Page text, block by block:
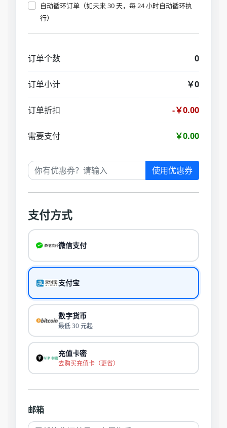
自动循环订单（如未来 30 天，每 24 小时自动循环执
行）
订单个数 0
订单小计 ￥0
订单折扣 -￥0.00
需要支付 ￥0.00
使用优惠券
支付方式
微信支付
支付宝
数字货币
最低 30 元起
充值卡密
去购买充值卡（更省）
邮箱